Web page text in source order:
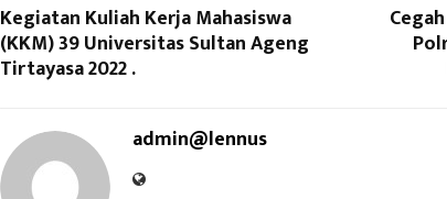
Kegiatan Kuliah Kerja Mahasiswa
(KKM) 39 Universitas Sultan Ageng
Tirtayasa 2022 .
admin@lennus